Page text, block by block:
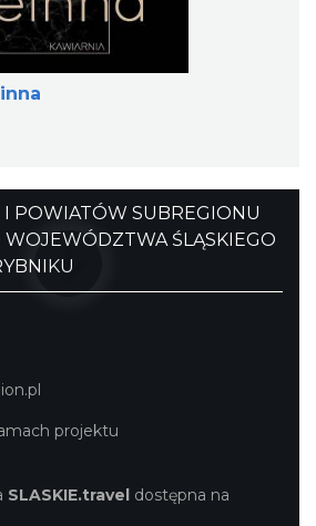
POWIATÓW SUBREGIONU
ŚLĄSKIEGO
projektu
SLASKIE.travel dostępna na